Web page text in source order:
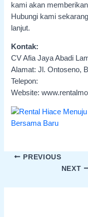
kami akan
Hubungi kami
lanjut.
Kontak:
CV Afia Jaya Abadi
Alamat: Jl. Ontoseno,
Telepon:
Website:
PREVIOUS
NEXT